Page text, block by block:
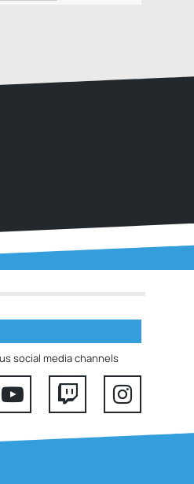
social media channels